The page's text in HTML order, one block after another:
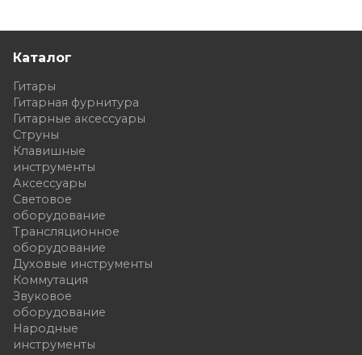
Каталог
Гитары
Гитарная фурнитура
Гитарные аксессуары
Струны
Клавишные
инструменты
Аксессуары
Световое
оборудование
Трансляционное
оборудование
Духовые инструменты
Коммутация
Звуковое
оборудование
Народные
инструменты